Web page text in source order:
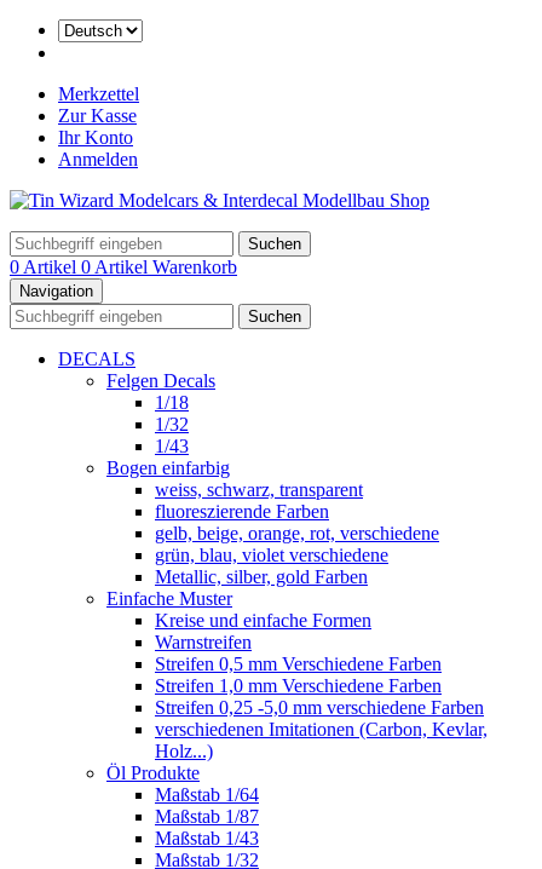
Merkzettel
Zur Kasse
Ihr Konto
Anmelden
Suchen
0 Artikel 0 Artikel Warenkorb
Navigation
Suchen
DECALS
Felgen Decals
1/18
1/32
1/43
Bogen einfarbig
weiss, schwarz, transparent
fluoreszierende Farben
gelb, beige, orange, rot, verschiedene
grün, blau, violet verschiedene
Metallic, silber, gold Farben
Einfache Muster
Kreise und einfache Formen
Warnstreifen
Streifen 0,5 mm Verschiedene Farben
Streifen 1,0 mm Verschiedene Farben
Streifen 0,25 -5,0 mm verschiedene Farben
verschiedenen Imitationen (Carbon, Kevlar,
Holz...)
Öl Produkte
Maßstab 1/64
Maßstab 1/87
Maßstab 1/43
Maßstab 1/32